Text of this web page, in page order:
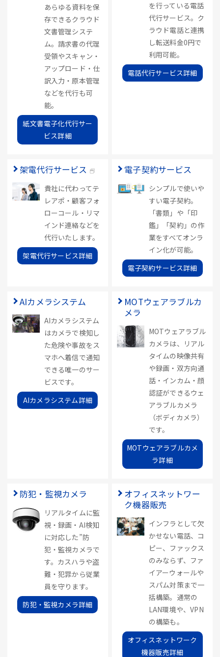
あらゆる資料を保
存できるクラウド
文書管理システ
ム。請求書の代理
受領やスキャン・
アップロード・仕
訳入力・原本管理
などを代行も可
能。
紙文書電子化代行サー
ビス詳細
を行っている電話
代行サービス。ク
ラウド電話と連携
し転送料金0円で
利用可能。
電話代行サービス詳細
架電代行サービス
貴社に代わってテ
レアポ・顧客フォ
ローコール・リマ
インド連絡などを
代行いたします。
架電代行サービス詳細
電子契約サービス
シンプルで使いや
すい電子契約。
「書類」や「印
鑑」「契約」の作
業をすべてオンラ
イン化が可能。
電子契約サービス詳細
AIカメラシステム
AIカメラシステム
はカメラで検知し
た危険や事故をス
マホへ着信で通知
できる唯一のサー
ビスです。
AIカメラシステム詳細
MOTウェアラブルカ
メラ
MOTウェアラブル
カメラは、リアル
タイムの映像共有
や録画・双方向通
話・インカム・顔
認証ができるウェ
アラブルカメラ
（ボディカメラ）
です。
MOTウェアラブルカメ
ラ詳細
防犯・監視カメラ
リアルタイムに監
視・録画・AI検知
に対応した”防
犯・監視カメラで
す。カスハラや盗
難・犯罪から従業
員を守ります。
防犯・監視カメラ詳細
オフィスネットワー
ク機器販売
インフラとして欠
かせない電話、コ
ピー、ファックス
のみならず、ファ
イアーウォールや
スパム対策まで一
括構築。通常の
LAN環境や、VPN
の構築も。
オフィスネットワーク
機器販売詳細